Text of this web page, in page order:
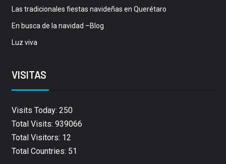
Las tradicionales fiestas navideñas en Querétaro
En busca de la navidad –Blog
Luz viva
VISITAS
Visits Today: 250
Total Visits: 939066
Total Visitors: 12
Total Countries: 51